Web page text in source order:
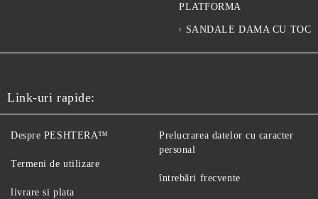
PLATFORMA
SANDALE DAMA CU TOC
Link-uri rapide:
Despre PESHTERA™
Termeni de utilizare
livrare si plata
Prelucrarea datelor cu caracter
personal
întrebări frecvente